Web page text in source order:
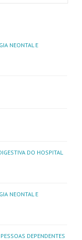
NEONTAL E
DO HOSPITAL
NEONTAL E
DEPENDENTES